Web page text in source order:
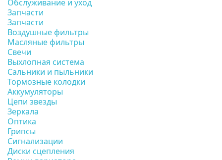
Обслуживание и уход
Запчасти
Запчасти
Воздушные фильтры
Масляные фильтры
Свечи
Выхлопная система
Сальники и пыльники
Тормозные колодки
Аккумуляторы
Цепи звезды
Зеркала
Оптика
Грипсы
Сигнализации
Диски сцепления